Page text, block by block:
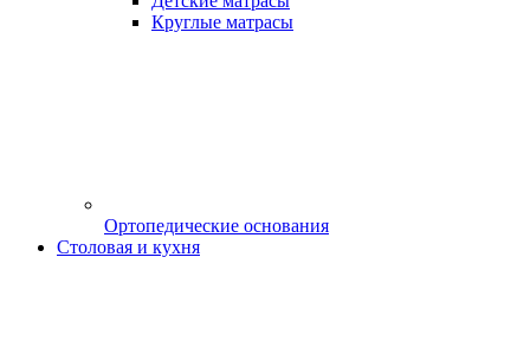
Круглые матрасы
Ортопедические основания
Столовая и кухня